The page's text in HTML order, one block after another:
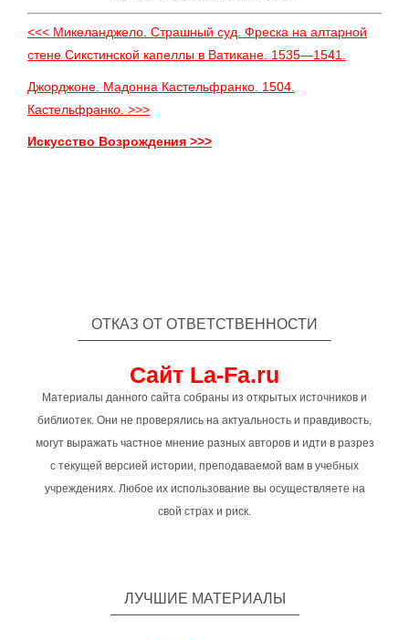
<<< Микеланджело. Страшный суд. Фреска на алтарной
стене Сикстинской капеллы в Ватикане. 1535—1541.
Джорджоне. Мадонна Кастельфранко. 1504.
Кастельфранко. >>>
Искусство Возрождения >>>
ОТКАЗ ОТ ОТВЕТСТВЕННОСТИ
Сайт La-Fa.ru
Материалы данного сайта собраны из открытых источников и
библиотек. Они не проверялись на актуальность и правдивость,
могут выражать частное мнение разных авторов и идти в разрез
с текущей версией истории, преподаваемой вам в учебных
учреждениях. Любое их использование вы осуществляете на
свой страх и риск.
ЛУЧШИЕ МАТЕРИАЛЫ